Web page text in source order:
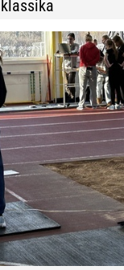
klassika